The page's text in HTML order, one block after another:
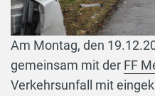
Am Montag, den
gemeinsam mit der FF
Verkehrsunfall mit